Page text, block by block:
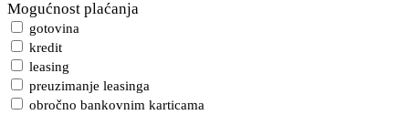
Mogućnost plaćanja
gotovina
kredit
leasing
preuzimanje leasinga
obročno bankovnim karticama